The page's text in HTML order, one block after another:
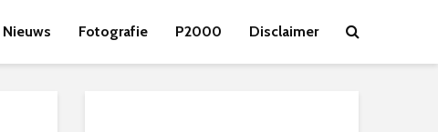
Nieuws Fotografie P2000 Disclaimer